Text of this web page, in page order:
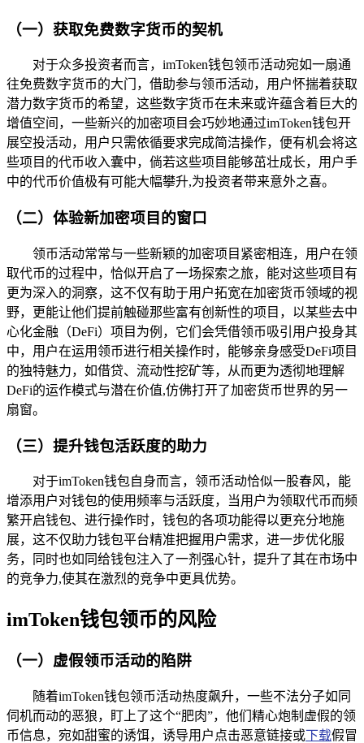
（一）获取免费数字货币的契机
对于众多投资者而言，imToken钱包领币活动宛如一扇通
往免费数字货币的大门，借助参与领币活动，用户怀揣着获取
潜力数字货币的希望，这些数字货币在未来或许蕴含着巨大的
增值空间，一些新兴的加密项目会巧妙地通过imToken钱包开
展空投活动，用户只需依循要求完成简洁操作，便有机会将这
些项目的代币收入囊中，倘若这些项目能够茁壮成长，用户手
中的代币价值极有可能大幅攀升,为投资者带来意外之喜。
（二）体验新加密项目的窗口
领币活动常常与一些新颖的加密项目紧密相连，用户在领
取代币的过程中，恰似开启了一场探索之旅，能对这些项目有
更为深入的洞察，这不仅有助于用户拓宽在加密货币领域的视
野，更能让他们提前触碰那些富有创新性的项目，以某些去中
心化金融（DeFi）项目为例，它们会凭借领币吸引用户投身其
中，用户在运用领币进行相关操作时，能够亲身感受DeFi项目
的独特魅力，如借贷、流动性挖矿等，从而更为透彻地理解
DeFi的运作模式与潜在价值,仿佛打开了加密货币世界的另一
扇窗。
（三）提升钱包活跃度的助力
对于imToken钱包自身而言，领币活动恰似一股春风，能
增添用户对钱包的使用频率与活跃度，当用户为领取代币而频
繁开启钱包、进行操作时，钱包的各项功能得以更充分地施
展，这不仅助力钱包平台精准把握用户需求，进一步优化服
务，同时也如同给钱包注入了一剂强心针，提升了其在市场中
的竞争力,使其在激烈的竞争中更具优势。
imToken钱包领币的风险
（一）虚假领币活动的陷阱
随着imToken钱包领币活动热度飙升，一些不法分子如同
伺机而动的恶狼，盯上了这个“肥肉”，他们精心炮制虚假的领
币信息，宛如甜蜜的诱饵，诱导用户点击恶意链接或下载假冒